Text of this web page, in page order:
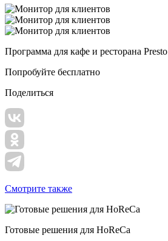
Программа для кафе и ресторана Presto
Попробуйте бесплатно
Поделиться
Смотрите также
Готовые решения для HoReCa